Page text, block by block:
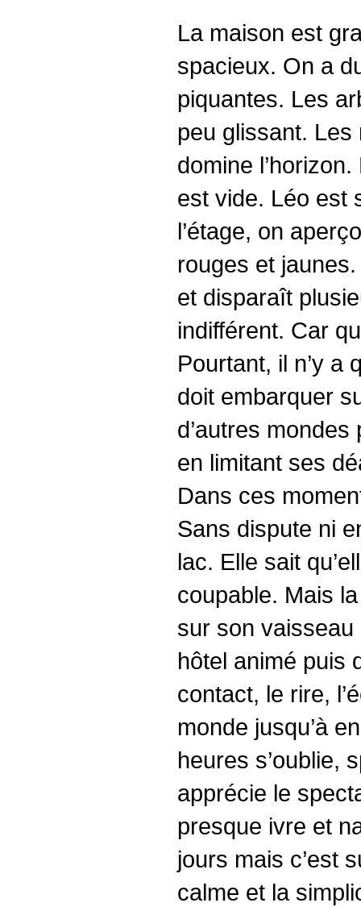
La maison est
spacieux. On a
piquantes. Les
peu glissant. Les
domine
est vide. Léo est
l’étage, on
rouges et
et disparaît
indifférent. Car
Pourtant, il n’y a
doit embarquer
d’autres
en limitant ses
Dans ces
Sans dispute ni
lac. Elle sait
coupable. Mais
sur son
hôtel animé puis
contact, le rire,
monde jusqu’à
heures s’oublie,
apprécie le
presque ivre et
jours mais c’est
calme et la